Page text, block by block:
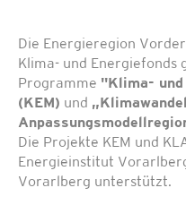
Die Energieregion
Klima- und Energiefonds
Programme "Klima- und
(KEM) und
Die Projekte KEM und
Energieinstitut
Vorarlberg unterstützt.